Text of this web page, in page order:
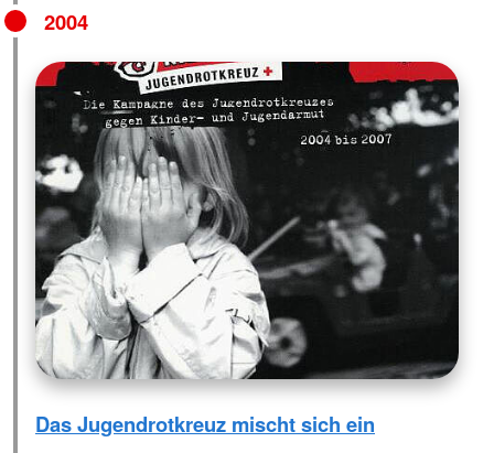
2004
Das Jugendrotkreuz mischt sich ein